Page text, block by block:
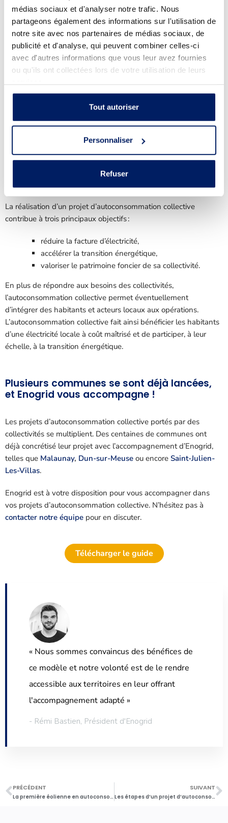
médias sociaux et d'analyser notre trafic. Nous
partageons également des informations sur l'utilisation de
notre site avec nos partenaires de médias sociaux, de
publicité et d'analyse, qui peuvent combiner celles-ci
avec d'autres informations que vous leur avez fournies
ou qu'ils ont collectées lors de votre utilisation de leurs
Tout autoriser
Personnaliser
Refuser
Télécharger le guide gratuitement
Les avantages pour une collectivité
La réalisation d’un projet d’autoconsommation collective
contribue à trois principaux objectifs :
réduire la facture d’électricité,
accélérer la transition énergétique,
valoriser le patrimoine foncier de sa collectivité.
En plus de répondre aux besoins des collectivités,
l’autoconsommation collective permet éventuellement
d’intégrer des habitants et acteurs locaux aux opérations.
L’autoconsommation collective fait ainsi bénéficier les habitants
d’une électricité locale à coût maîtrisé et de participer, à leur
échelle, à la transition énergétique.
Plusieurs communes se sont déjà lancées,
et Enogrid vous accompagne !
Les projets d’autoconsommation collective portés par des
collectivités se multiplient. Des centaines de communes ont
déjà concrétisé leur projet avec l’accompagnement d’Enogrid,
telles que Malaunay, Dun-sur-Meuse ou encore Saint-Julien-
Les-Villas.
Enogrid est à votre disposition pour vous accompagner dans
vos projets d’autoconsommation collective. N’hésitez pas à
contacter notre équipe pour en discuter.
Télécharger le guide
« Nous sommes convaincus des bénéfices de
ce modèle et notre volonté est de le rendre
accessible aux territoires en leur offrant
l'accompagnement adapté »
- Rémi Bastien, Président d'Enogrid
PRÉCÉDENT
La première éolienne en autoconsommation collective : retour sur une opération pionnière
SUIVANT
Les étapes d’un projet d’autoconsommation collective